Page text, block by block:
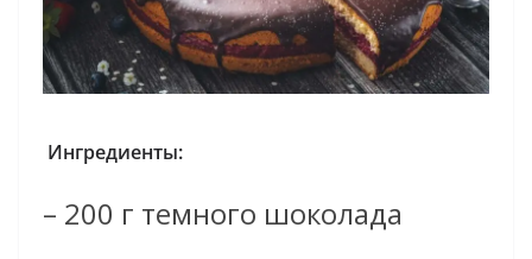
Ингредиенты:
– 200 г темного шоколада